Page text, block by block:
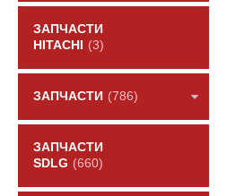
ЗАПЧАСТИ
HITACHI
(3)
ЗАПЧАСТИ (786)
ЗАПЧАСТИ
SDLG (660)